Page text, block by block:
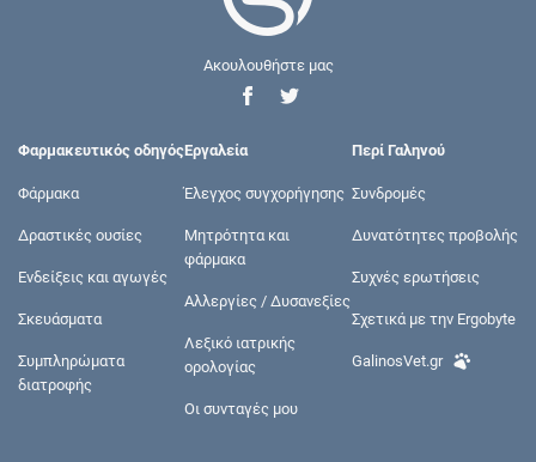
Ακουλουθήστε μας
Φαρμακευτικός οδηγός
Φάρμακα
Δραστικές ουσίες
Ενδείξεις και αγωγές
Σκευάσματα
Συμπληρώματα
διατροφής
Εργαλεία
Έλεγχος συγχορήγησης
Μητρότητα και
φάρμακα
Αλλεργίες / Δυσανεξίες
Λεξικό ιατρικής
ορολογίας
Οι συνταγές μου
Περί Γαληνού
Συνδρομές
Δυνατότητες προβολής
Συχνές ερωτήσεις
Σχετικά με την Ergobyte
GalinosVet.gr